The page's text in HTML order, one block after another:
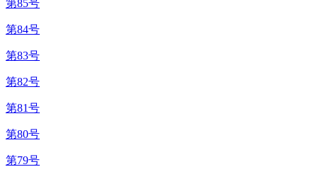
第85号
第84号
第83号
第82号
第81号
第80号
第79号